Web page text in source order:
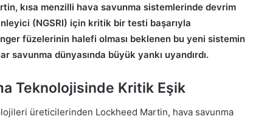
kısa menzilli hava savunma sistemlerinde devrim
(NGSRI) için kritik bir testi başarıyla
füzelerinin halefi olması beklenen bu yeni sistemin
savunma dünyasında büyük yankı uyandırdı.
Teknolojisinde Kritik Eşik
üreticilerinden Lockheed Martin, hava savunma